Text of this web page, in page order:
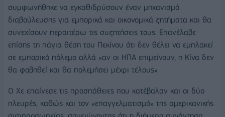
συμφωνήθηκε να εγκαθιδρύσουν έναν μηχανισμό
διαβούλευσης για εμπορικά και οικονομικά ζητήματα και θα
συνεχίσουν περαιτέρω τις συζητήσεις τους. Επανέλαβε
επίσης τη πάγια θέση του Πεκίνου ότι δεν θέλει να εμπλακεί
σε εμπορικό πόλεμο αλλά «αν οι ΗΠΑ επιμείνουν, η Κίνα δεν
θα φοβηθεί και θα πολεμήσει μέχρι τέλους»
Ο Χε επαίνεσε τις προσπάθειες που κατέβαλαν και οι δύο
πλευρές, καθώς και τον «επαγγελματισμό» της αμερικανικής